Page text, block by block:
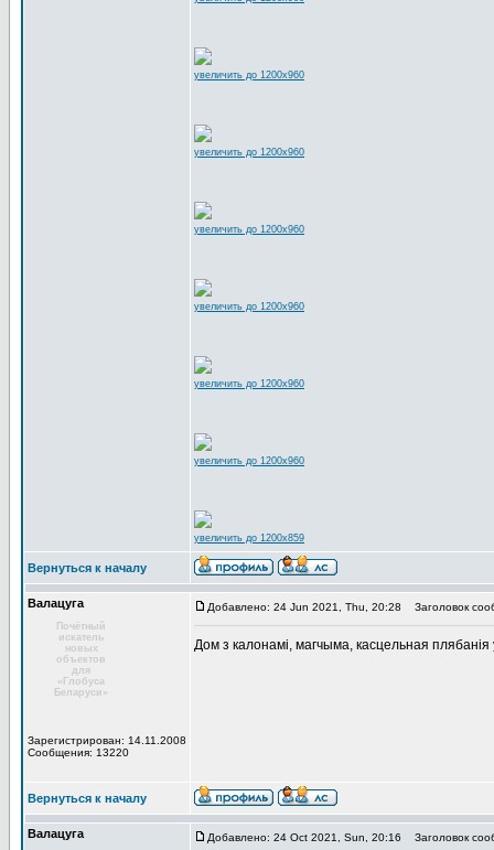
увеличить до 1200x960
увеличить до 1200x960
увеличить до 1200x960
увеличить до 1200x960
увеличить до 1200x960
увеличить до 1200x960
увеличить до 1200x859
Вернуться к началу
Валацуга
Почётный
искатель
новых
объектов
для
«Глобуса
Беларуси»
Зарегистрирован: 14.11.2008
Сообщения: 13220
Добавлено: 24 Jun 2021, Thu, 20:28 Заголовок
Дом з калонамі, магчыма, касцельная плябанія
Вернуться к началу
Валацуга Добавлено: 24 Oct 2021, Sun, 20:16 Заголовок